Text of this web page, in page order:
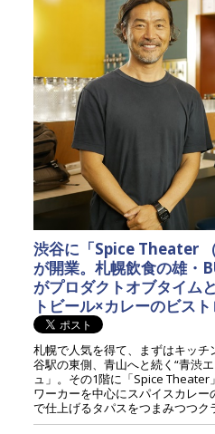
渋谷に「Spice Theater
が開業。札幌飲食の雄・
がプロダクトオブタイム
トビール×カレーのビス
札幌で人気を得て、まずはキッ
谷駅の東側、青山へと続く“青渋
ュ」。その1階に「Spice
ワーカーを中心にスパイスカレ
で仕上げるタパスをつまみつつク